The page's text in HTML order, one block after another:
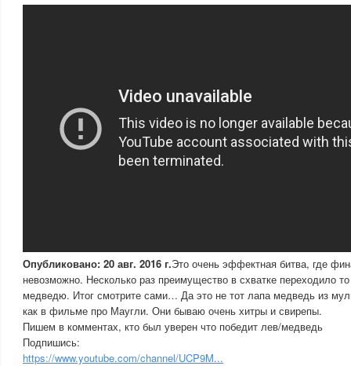
Опубликовано: 20 авг. 2016 г.Это очень эффектная битва, где
невозможно. Несколько раз преимущество в схватке переходило то
медведю. Итог смотрите сами… Да это не тот лапа медведь из
как в фильме про Маугли. Они бываю очень хитры и свирепы.
Пишем в комментах, кто был уверен что победит лев/медведь
Подпишись:
https://www.youtube.com/channel/UCP9M...